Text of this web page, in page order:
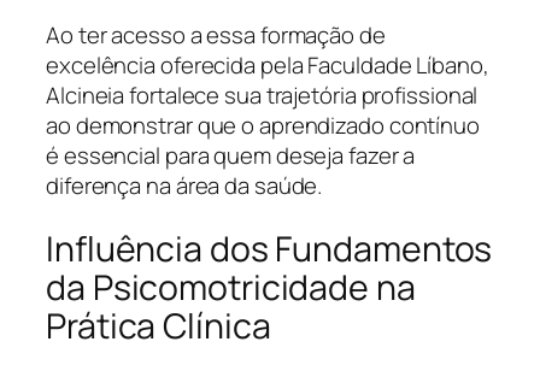
Ao ter acesso a essa formação de
excelência oferecida pela Faculdade Líbano,
Alcineia fortalece sua trajetória profissional
ao demonstrar que o aprendizado contínuo
é essencial para quem deseja fazer a
diferença na área da saúde.
Influência dos Fundamentos
da Psicomotricidade na
Prática Clínica